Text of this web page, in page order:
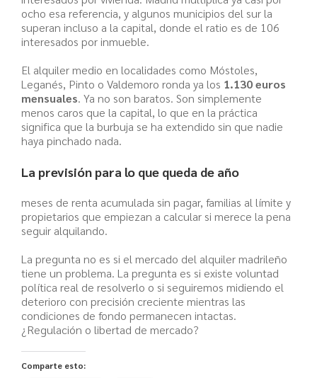
ocho esa referencia, y algunos municipios del sur la
superan incluso a la capital, donde el ratio es de 106
interesados por inmueble.
El alquiler medio en localidades como Móstoles,
Leganés, Pinto o Valdemoro ronda ya los 1.130 euros
mensuales. Ya no son baratos. Son simplemente
menos caros que la capital, lo que en la práctica
significa que la burbuja se ha extendido sin que nadie
haya pinchado nada.
La previsión para lo que queda de año
meses de renta acumulada sin pagar, familias al límite y
propietarios que empiezan a calcular si merece la pena
seguir alquilando.
La pregunta no es si el mercado del alquiler madrileño
tiene un problema. La pregunta es si existe voluntad
política real de resolverlo o si seguiremos midiendo el
deterioro con precisión creciente mientras las
condiciones de fondo permanecen intactas.
¿Regulación o libertad de mercado?
Comparte esto: